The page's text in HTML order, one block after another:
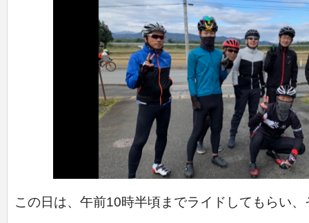
この日は、午前10時半頃までライドしてもらい